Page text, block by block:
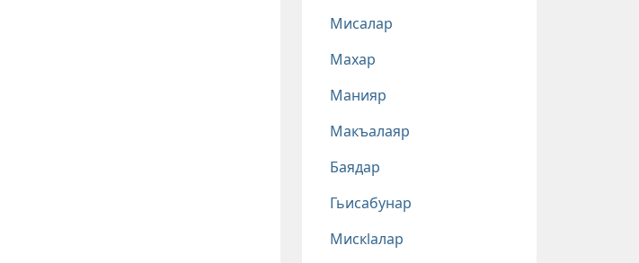
Мисалар
Махар
Манияр
Макъалаяр
Баядар
Гьисабунар
Мискlалар